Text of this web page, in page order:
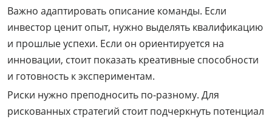
Важно адаптировать описание команды. Если
инвестор ценит опыт, нужно выделять квалификацию
и прошлые успехи. Если он ориентируется на
инновации, стоит показать креативные способности
и готовность к экспериментам.
Риски нужно преподносить по-разному. Для
рискованных стратегий стоит подчеркнуть потенциал